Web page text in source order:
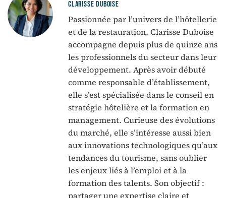
CLARISSE DUBOISE
Passionnée par l’univers de l’hôtellerie
et de la restauration, Clarisse Duboise
accompagne depuis plus de quinze ans
les professionnels du secteur dans leur
développement. Après avoir débuté
comme responsable d’établissement,
elle s’est spécialisée dans le conseil en
stratégie hôtelière et la formation en
management. Curieuse des évolutions
du marché, elle s’intéresse aussi bien
aux innovations technologiques qu’aux
tendances du tourisme, sans oublier
les enjeux liés à l’emploi et à la
formation des talents. Son objectif :
partager une expertise claire et